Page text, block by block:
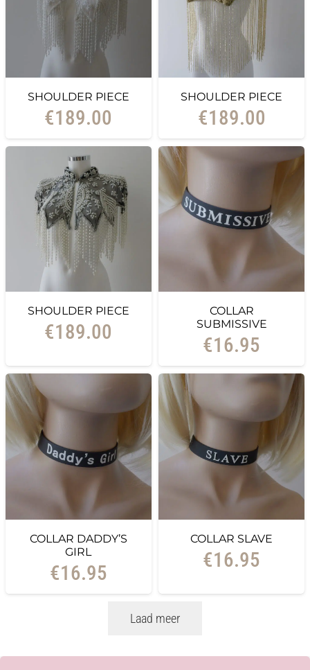
SHOULDER PIECE
€189.00
SHOULDER PIECE
€189.00
SHOULDER PIECE
€189.00
COLLAR
SUBMISSIVE
€16.95
COLLAR DADDY’S
GIRL
€16.95
COLLAR SLAVE
€16.95
Laad meer